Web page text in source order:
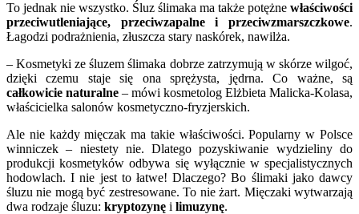
To jednak nie wszystko. Śluz ślimaka ma także potężne właściwości
przeciwutleniające, przeciwzapalne i przeciwzmarszczkowe.
Łagodzi podrażnienia, złuszcza stary naskórek, nawilża.
– Kosmetyki ze śluzem ślimaka dobrze zatrzymują w skórze wilgoć,
dzięki czemu staje się ona sprężysta, jędrna. Co ważne, są
całkowicie naturalne – mówi kosmetolog Elżbieta Malicka-Kolasa,
właścicielka salonów kosmetyczno-fryzjerskich.
Ale nie każdy mięczak ma takie właściwości. Popularny w Polsce
winniczek – niestety nie. Dlatego pozyskiwanie wydzieliny do
produkcji kosmetyków odbywa się wyłącznie w specjalistycznych
hodowlach. I nie jest to łatwe! Dlaczego? Bo ślimaki jako dawcy
śluzu nie mogą być zestresowane. To nie żart. Mięczaki wytwarzają
dwa rodzaje śluzu: kryptozynę i limuzynę.